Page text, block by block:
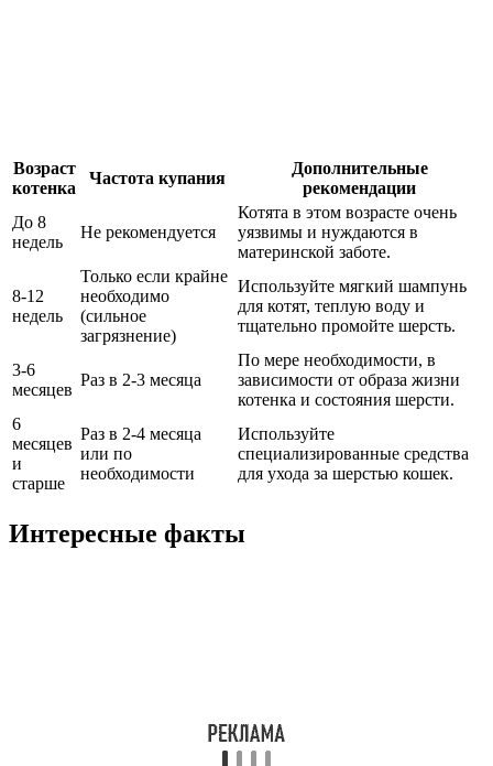
Возраст
котенка
Частота купания
Дополнительные
рекомендации
До 8
недель
Не рекомендуется
Котята в этом возрасте очень
уязвимы и нуждаются в
материнской заботе.
8-12
недель
Только если крайне
необходимо
(сильное
загрязнение)
Используйте мягкий шампунь
для котят, теплую воду и
тщательно промойте шерсть.
3-6
месяцев
Раз в 2-3 месяца
По мере необходимости, в
зависимости от образа жизни
котенка и состояния шерсти.
6
месяцев
и
старше
Раз в 2-4 месяца
или по
необходимости
Используйте
специализированные средства
для ухода за шерстью кошек.
Интересные факты